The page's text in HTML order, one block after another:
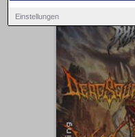
Einstellungen